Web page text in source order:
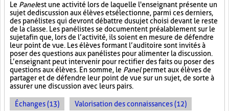
Le Panelest une activité lors de laquelle l'enseignant présente un
sujet de discussion aux élèves et sélectionne, parmi ces derniers,
des panélistes qui devront débattre du sujet choisi devant le reste
de la classe. Les panélistes se documentent préalablement sur le
sujet afin que, lors de l’activité, ils soient en mesure de défendre
leur point de vue. Les élèves formant l’auditoire sont invités à
poser des questions aux panélistes pour alimenter la discussion.
L’enseignant peut intervenir pour rectifier des faits ou poser des
questions aux élèves. En somme, le Panelpermet aux élèves de
partager et de défendre leur point de vue sur un sujet, de sorte à
assurer une discussion avec leurs pairs.
Échanges (13) Valorisation des connaissances (12)